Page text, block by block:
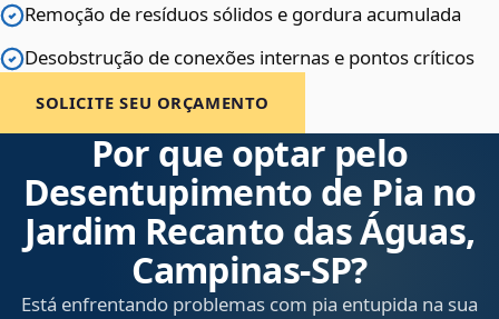
Remoção de resíduos sólidos e gordura acumulada
Desobstrução de conexões internas e pontos críticos
SOLICITE SEU ORÇAMENTO
Por que optar pelo
Desentupimento de Pia no
Jardim Recanto das Águas,
Campinas‑SP?
Está enfrentando problemas com pia entupida na sua